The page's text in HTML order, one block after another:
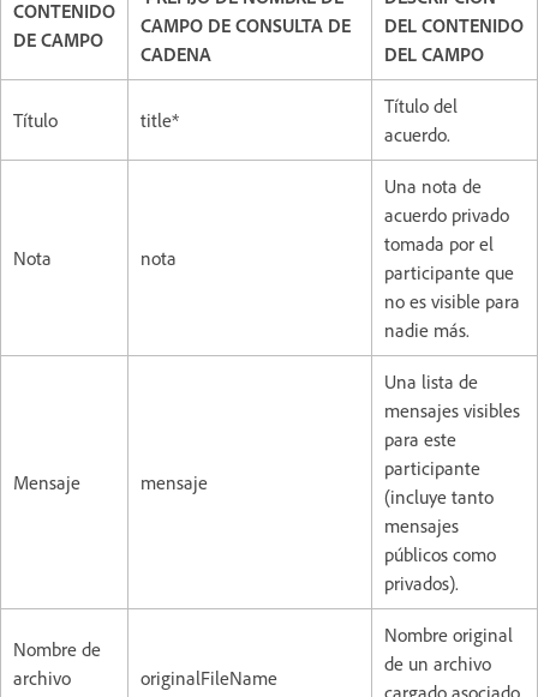
CONTENIDO
DE CAMPO
CAMPO DE CONSULTA DE
CADENA
DEL CONTENIDO
DEL CAMPO
Título title*
Título del
acuerdo.
Nota nota
Una nota de
acuerdo privado
tomada por el
participante que
no es visible para
nadie más.
Mensaje mensaje
Una lista de
mensajes visibles
para este
participante
(incluye tanto
mensajes
públicos como
privados).
Nombre de
archivo
originalFileName
Nombre original
de un archivo